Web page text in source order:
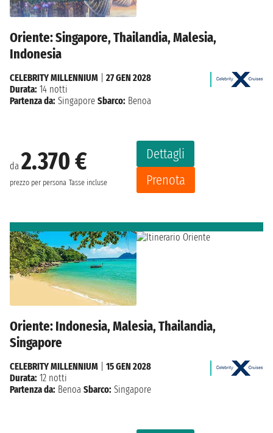
Oriente: Singapore, Thailandia, Malesia,
Indonesia
da 2.370 €
prezzo per persona Tasse incluse
Dettagli
Prenota
CELEBRITY MILLENNIUM
27 GEN 2028
Durata: 14 notti
Partenza da: Singapore Sbarco: Benoa
Oriente: Indonesia, Malesia, Thailandia,
Singapore
CELEBRITY MILLENNIUM
15 GEN 2028
Durata: 12 notti
Partenza da: Benoa Sbarco: Singapore